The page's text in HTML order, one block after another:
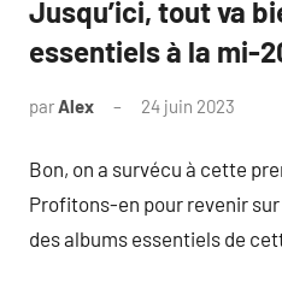
Jusqu’ici, tout va
essentiels à la mi-
parAlex 24 juin 2023
Bon, on a survécu à cette
Profitons-en pour revenir
des albums essentiels de